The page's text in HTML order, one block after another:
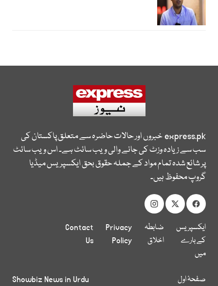
express.pkخبروں اور حالات حاضرہ سے متعلق پاکستان کی
سب سے زیادہ وزٹ کی جانے والی ویب سائٹ ہے۔ اس ویب سائٹ
پر شائع شدہ تمام مواد کے جملہ حقوق بحق ایکسپریس میڈیا
گروپ محفوظ ہیں۔
ایکسپریس
کے بارے
میں
ضابطہ
اخلاق
Privacy
Policy
Contact
Us
صفحۂ اول
Showbiz News in Urdu